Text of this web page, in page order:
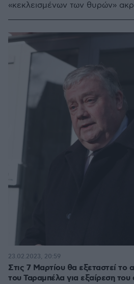
«κεκλεισμένων των θυρών»
Στις 7 Μαρτίου θα εξεταστεί το
του Ταραμπέλα για εξαίρεση του
23.02.2023, 20:59